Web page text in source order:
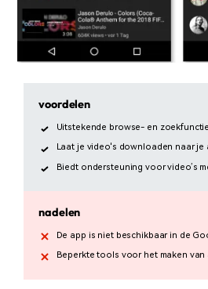
voordelen
Uitstekende browse- en
Laat je video's downloaden naar je
Biedt ondersteuning voor video’s
nadelen
De app is niet beschikbaar in de
Beperkte tools voor het maken